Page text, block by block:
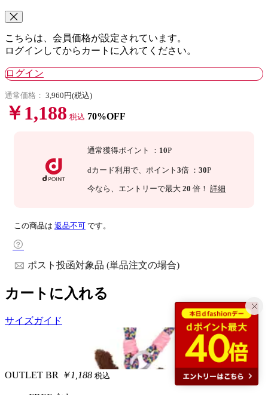
こちらは、会員価格が設定されています。
ログインしてからカートに入れてください。
ログイン
通常価格： 3,960円(税込)
￥1,188 税込 70%OFF
通常獲得ポイント ： 10P
dカード利用で、ポイント3倍 ：30P
今なら 、エントリーで最大 20 倍！詳細
この商品は 返品不可 です。
ポスト投函対象品 (単品注文の場合)
カートに入れる
サイズガイド
OUTLET BR ￥1,188 税込